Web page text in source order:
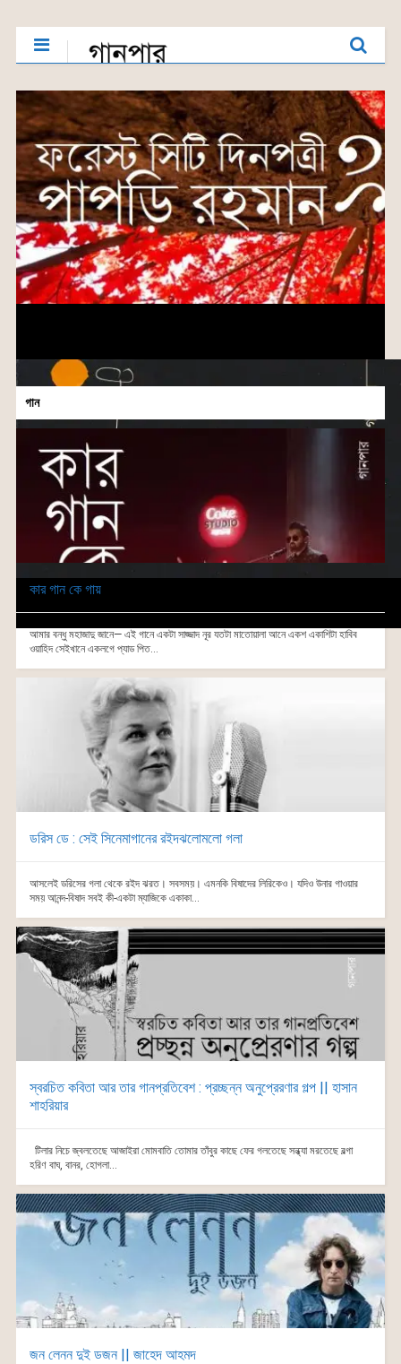
গান
কার গান কে গায়
আমার বন্ধু মহাজাদু জানে— এই গানে একটা সাজ্জাদ নূর যতটা মাতোয়ালা আনে একশ একাশিটা হাবিব
ওয়াহিদ সেইখানে একলগে প্যাড পিত...
ডরিস ডে : সেই সিনেমাগানের রইদঝলোমলো গলা
আসলেই ডরিসের গলা থেকে রইদ ঝরত। সবসময়। এমনকি বিষাদের লিরিকেও। যদিও উনার গাওয়ার
সময় আনন্দ-বিষাদ সবই কী-একটা ম্যাজিকে একাকা...
স্বরচিত কবিতা আর তার গানপ্রতিবেশ : প্রচ্ছন্ন অনুপ্রেরণার গল্প || হাসান
শাহরিয়ার
টিলার নিচে জ্বলতেছে আজাইরা মোমবাতি তোমার তাঁবুর কাছে ফের গলতেছে সন্ধ্যা মরতেছে বল্গা
হরিণ বাঘ, বানর, হোগলা...
জন লেনন দুই ডজন || জাহেদ আহমদ